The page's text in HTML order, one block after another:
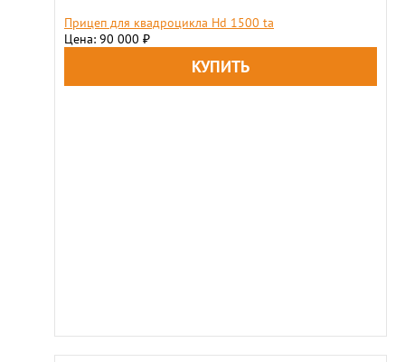
Прицеп для квадроцикла Hd 1500 ta
Цена: 90 000 ₽